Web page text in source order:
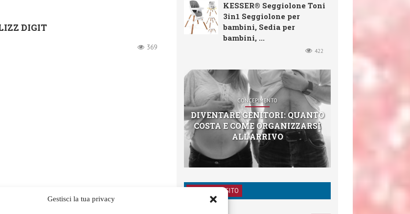
Gestisci la tua privacy
DIGIT
369
KESSER® Seggiolone Toni
3in1 Seggiolone per
bambini, Sedia per
bambini, ...
422
CONCEPIMENTO
DIVENTARE GENITORI: QUANTO
COSTA E COME ORGANIZZARSI
ALL’ARRIVO
RICERCA NEL SITO